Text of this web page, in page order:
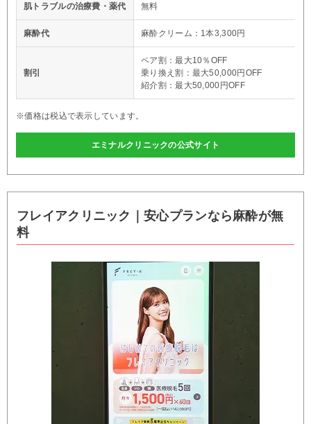
肌トラブルの治療費・薬代 無料
麻酔代 麻酔クリーム：1本3,300円
割引
ペア割：最大10％OFF
乗り換え割：最大50,000円OFF
紹介割：最大50,000円OFF
※価格は税込で表示しています。
エミナルクリニックの公式サイト
フレイアクリニック｜安心プランなら麻酔が無
料